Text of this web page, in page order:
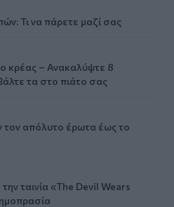
Τι να πάρετε μαζί σας
κρέας – Ανακαλύψτε 8
τα στο πιάτο σας
απόλυτο έρωτα έως το
ταινία «The Devil Wears